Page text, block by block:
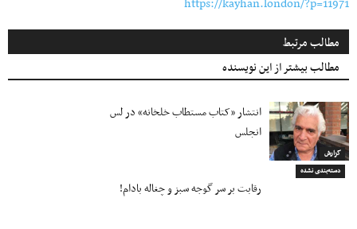
مطالب مرتبط
مطالب بیشتر از این نویسنده
گزارش
انتشار «کتاب مستطاب خلخانه» در لس
انجلس
دسته‌بندی نشده
رقابت بر سر گوجه سبز و چغاله بادام!